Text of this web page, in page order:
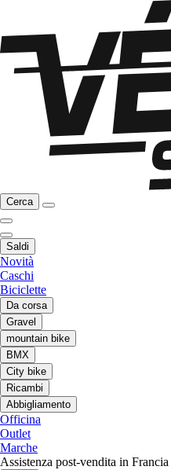
Cerca
Saldi
Novità
Caschi
Biciclette
Da corsa
Gravel
mountain bike
BMX
City bike
Ricambi
Abbigliamento
Officina
Outlet
Marche
Assistenza post-vendita in Francia